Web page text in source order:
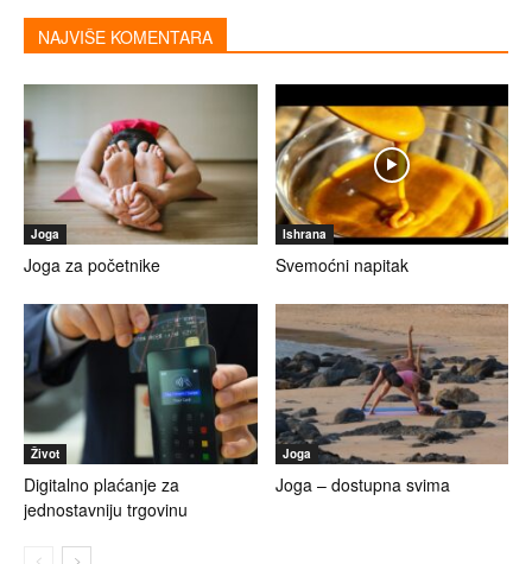
NAJVIŠE KOMENTARA
Joga
Joga za početnike
Ishrana
Svemoćni napitak
Život
Digitalno plaćanje za
jednostavniju trgovinu
Joga
Joga – dostupna svima